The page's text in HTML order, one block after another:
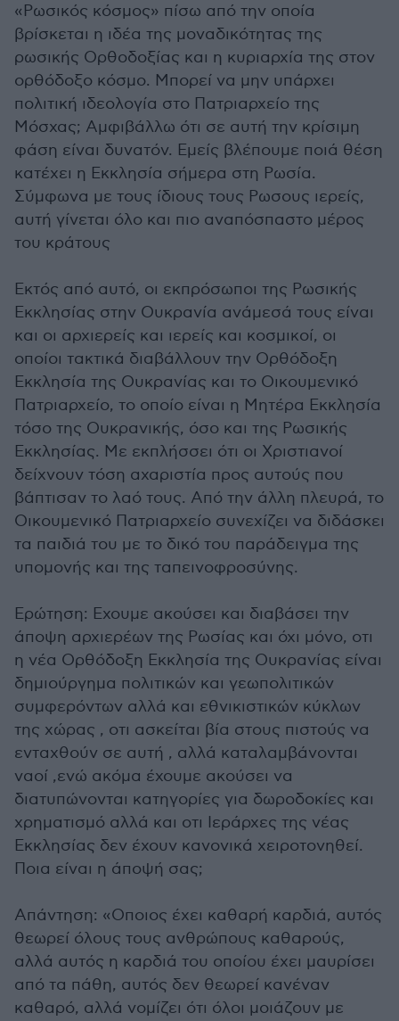
«Ρωσικός κόσμος» πίσω από την οποία
βρίσκεται η ιδέα της μοναδικότητας της
ρωσικής Ορθοδοξίας και η κυριαρχία της στον
ορθόδοξο κόσμο. Μπορεί να μην υπάρχει
πολιτική ιδεολογία στο Πατριαρχείο της
Μόσχας; Αμφιβάλλω ότι σε αυτή την κρίσιμη
φάση είναι δυνατόν. Εμείς βλέπουμε ποιά θέση
κατέχει η Εκκλησία σήμερα στη Ρωσία.
Σύμφωνα με τους ίδιους τους Ρωσους ιερείς,
αυτή γίνεται όλο και πιο αναπόσπαστο μέρος
του κράτους
Εκτός από αυτό, οι εκπρόσωποι της Ρωσικής
Εκκλησίας στην Ουκρανία ανάμεσά τους είναι
και οι αρχιερείς και ιερείς και κοσμικοί, οι
οποίοι τακτικά διαβάλλουν την Ορθόδοξη
Εκκλησία της Ουκρανίας και το Οικουμενικό
Πατριαρχείο, το οποίο είναι η Μητέρα Εκκλησία
τόσο της Ουκρανικής, όσο και της Ρωσικής
Εκκλησίας. Με εκπλήσσει ότι οι Χριστιανοί
δείχνουν τόση αχαριστία προς αυτούς που
βάπτισαν το λαό τους. Από την άλλη πλευρά, το
Οικουμενικό Πατριαρχείο συνεχίζει να διδάσκει
τα παιδιά του με το δικό του παράδειγμα της
υπομονής και της ταπεινοφροσύνης.
Ερώτηση: Εχουμε ακούσει και διαβάσει την
άποψη αρχιερέων της Ρωσίας και όχι μόνο, οτι
η νέα Ορθόδοξη Εκκλησία της Ουκρανίας είναι
δημιούργημα πολιτικών και γεωπολιτικών
συμφερόντων αλλά και εθνικιστικών κύκλων
της χώρας , οτι ασκείται βία στους πιστούς να
ενταχθούν σε αυτή , αλλά καταλαμβάνονται
ναοί ,ενώ ακόμα έχουμε ακούσει να
διατυπώνονται κατηγορίες για δωροδοκίες και
χρηματισμό αλλά και οτι Ιεράρχες της νέας
Εκκλησίας δεν έχουν κανονικά χειροτονηθεί.
Ποια είναι η άποψή σας;
Απάντηση: «Οποιος έχει καθαρή καρδιά, αυτός
θεωρεί όλους τους ανθρώπους καθαρούς,
αλλά αυτός η καρδιά του οποίου έχει μαυρίσει
από τα πάθη, αυτός δεν θεωρεί κανέναν
καθαρό, αλλά νομίζει ότι όλοι μοιάζουν με